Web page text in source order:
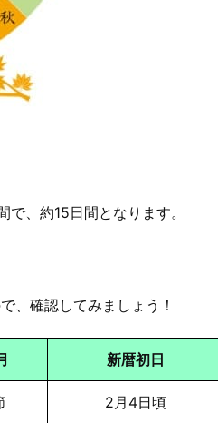
で、約15日間となります。
、確認してみましょう！
新暦初日
2月4日頃